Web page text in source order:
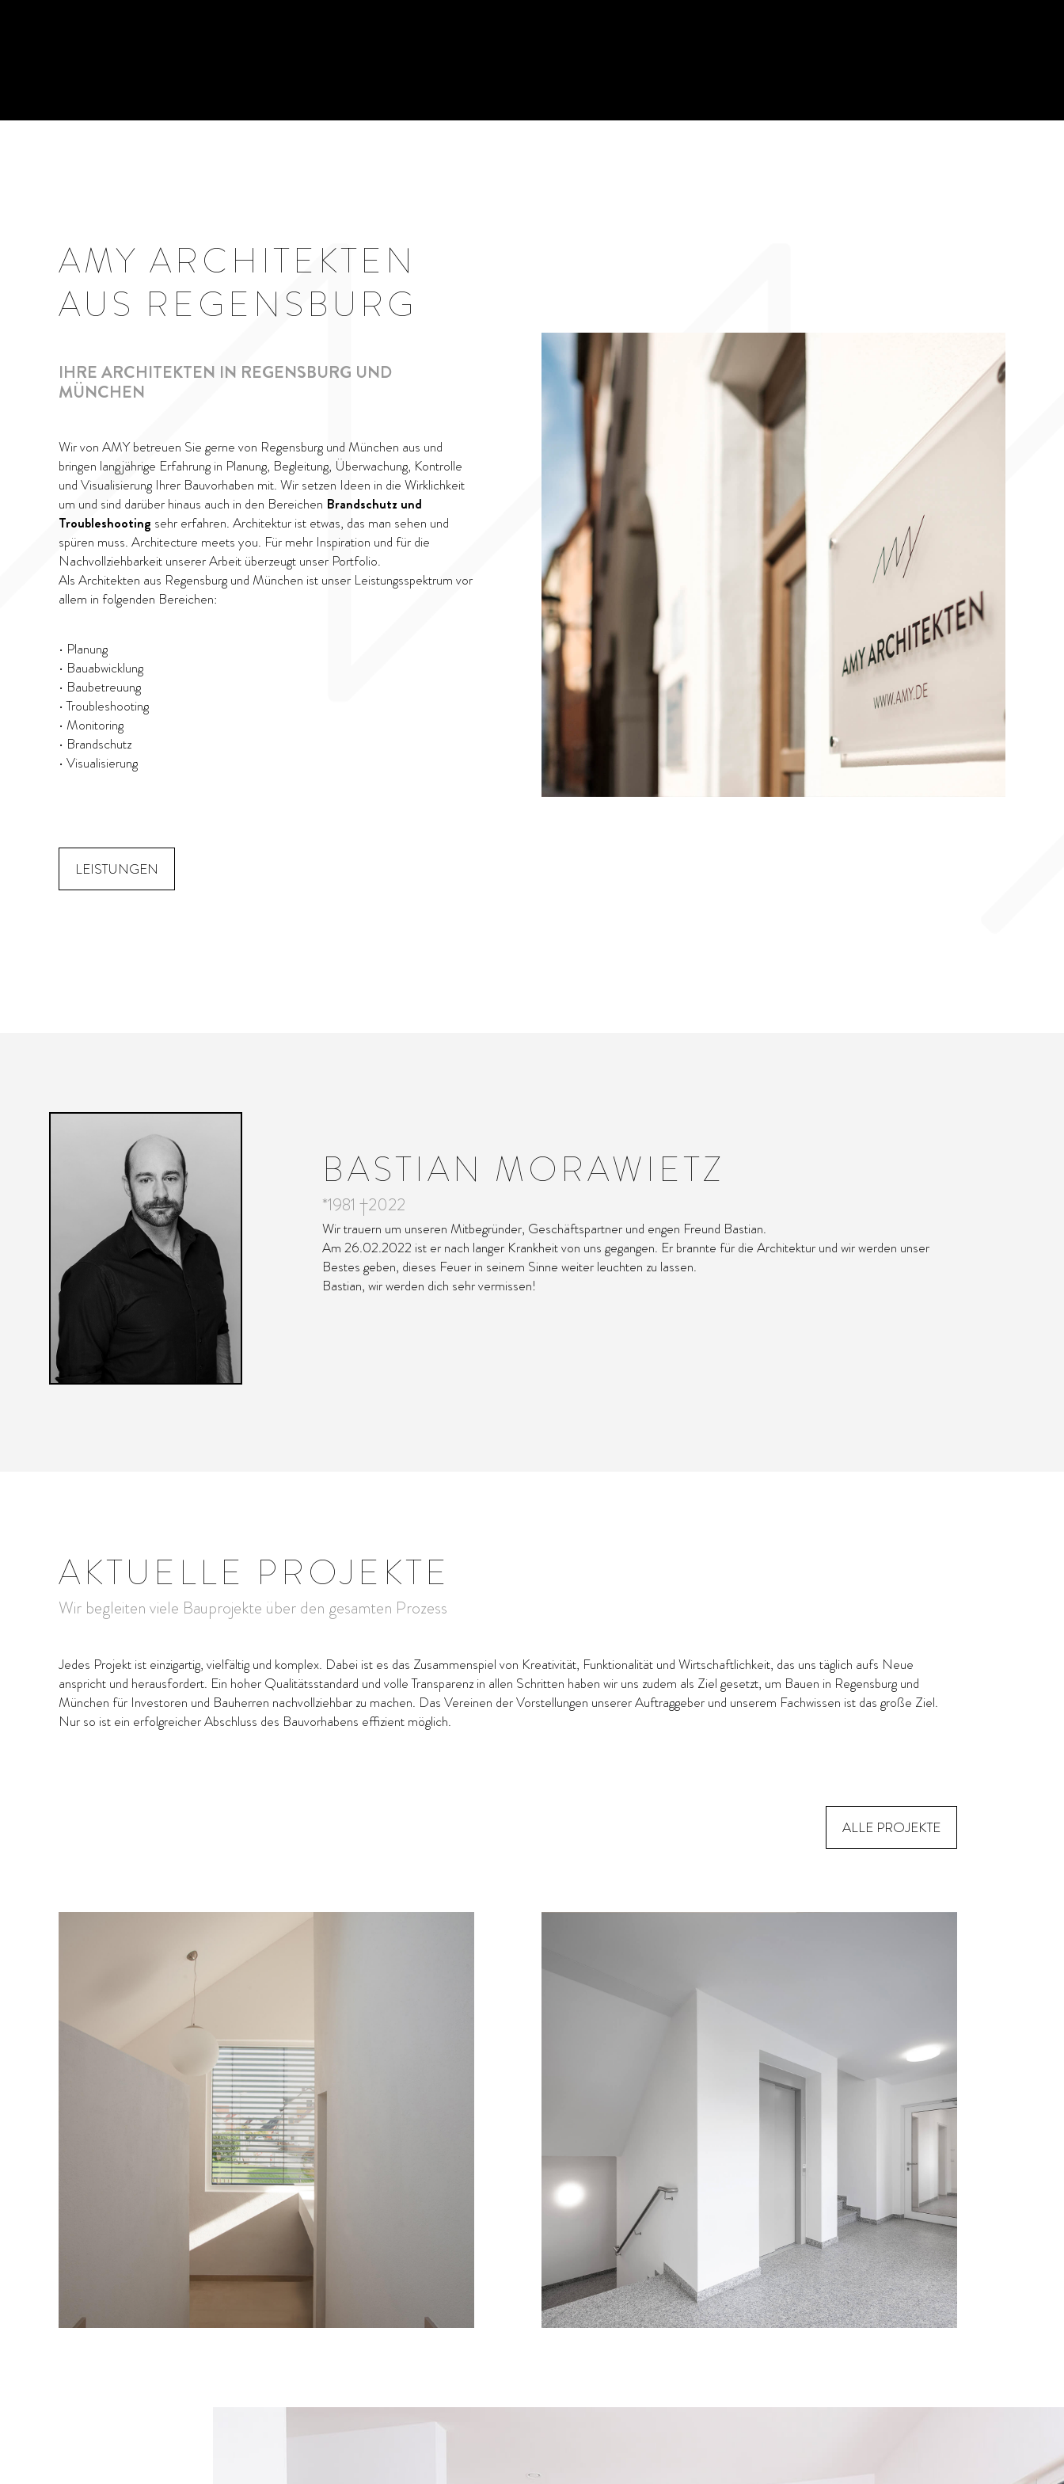
AMY ARCHITEKTEN
AUS REGENSBURG
IHRE ARCHITEKTEN IN REGENSBURG UND
MÜNCHEN
Wir von AMY betreuen Sie gerne von Regensburg und München aus und
bringen langjährige Erfahrung in Planung, Begleitung, Überwachung, Kontrolle
und Visualisierung Ihrer Bauvorhaben mit. Wir setzen Ideen in die Wirklichkeit
um und sind darüber hinaus auch in den Bereichen Brandschutz und
Troubleshooting sehr erfahren. Architektur ist etwas, das man sehen und
spüren muss. Architecture meets you. Für mehr Inspiration und für die
Nachvollziehbarkeit unserer Arbeit überzeugt unser Portfolio.
Als Architekten aus Regensburg und München ist unser Leistungsspektrum vor
allem in folgenden Bereichen:
• Planung
• Bauabwicklung
• Baubetreuung
• Troubleshooting
• Monitoring
• Brandschutz
• Visualisierung
LEISTUNGEN
BASTIAN MORAWIETZ
*1981 †2022
Wir trauern um unseren Mitbegründer, Geschäftspartner und engen Freund Bastian.
Am 26.02.2022 ist er nach langer Krankheit von uns gegangen. Er brannte für die Architektur und wir werden unser
Bestes geben, dieses Feuer in seinem Sinne weiter leuchten zu lassen.
Bastian, wir werden dich sehr vermissen!
AKTUELLE PROJEKTE
Wir begleiten viele Bauprojekte über den gesamten Prozess
Jedes Projekt ist einzigartig, vielfältig und komplex. Dabei ist es das Zusammenspiel von Kreativität, Funktionalität und Wirtschaftlichkeit, das uns täglich aufs Neue
anspricht und herausfordert. Ein hoher Qualitätsstandard und volle Transparenz in allen Schritten haben wir uns zudem als Ziel gesetzt, um Bauen in Regensburg und
München für Investoren und Bauherren nachvollziehbar zu machen. Das Vereinen der Vorstellungen unserer Auftraggeber und unserem Fachwissen ist das große Ziel.
Nur so ist ein erfolgreicher Abschluss des Bauvorhabens effizient möglich.
ALLE PROJEKTE